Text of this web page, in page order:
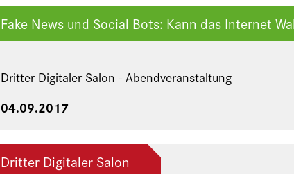
Fake News und Social Bots: Kann das Internet
Dritter Digitaler Salon - Abendveranstaltung
04.09.2017
Dritter Digitaler Salon